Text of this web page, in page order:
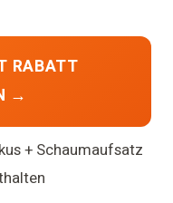
RABATT
→
+ Schaumaufsatz